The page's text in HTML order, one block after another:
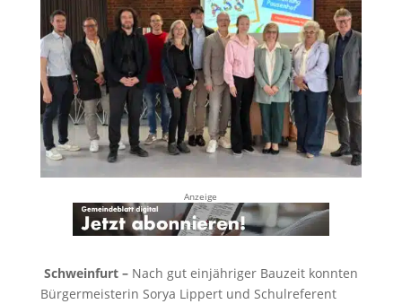
Anzeige
Schweinfurt – Nach gut einjähriger Bauzeit konnten
Bürgermeisterin Sorya Lippert und Schulreferent